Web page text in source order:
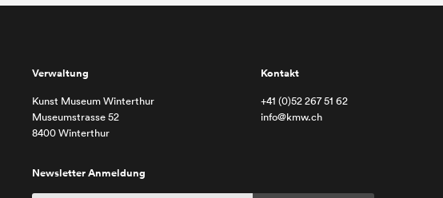
Verwaltung
Kunst Museum Winterthur
Museumstrasse 52
8400 Winterthur
Kontakt
+41 (0)52 267 51 62
info@kmw.ch
Newsletter Anmeldung